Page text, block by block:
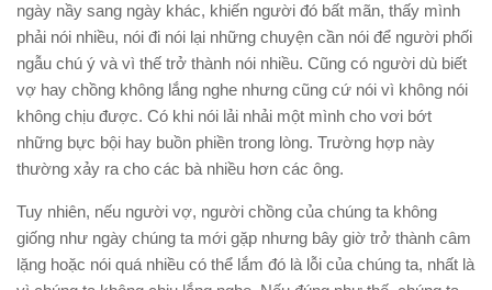
ngày nầy sang ngày khác, khiến người đó bất mãn, thấy mình
phải nói nhiều, nói đi nói lại những chuyện cần nói để người phối
ngẫu chú ý và vì thế trở thành nói nhiều. Cũng có người dù biết
vợ hay chồng không lắng nghe nhưng cũng cứ nói vì không nói
không chịu được. Có khi nói lải nhải một mình cho vơi bớt
những bực bội hay buồn phiền trong lòng. Trường hợp này
thường xảy ra cho các bà nhiều hơn các ông.
Tuy nhiên, nếu người vợ, người chồng của chúng ta không
giống như ngày chúng ta mới gặp nhưng bây giờ trở thành câm
lặng hoặc nói quá nhiều có thể lắm đó là lỗi của chúng ta, nhất là